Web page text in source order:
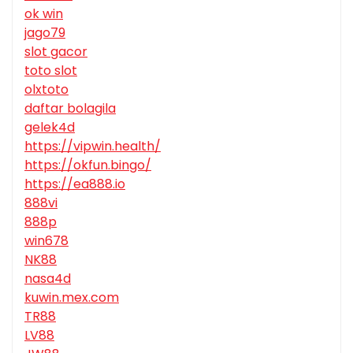
ok win
jago79
slot gacor
toto slot
olxtoto
daftar bolagila
gelek4d
https://vipwin.health/
https://okfun.bingo/
https://ea888.io
888vi
888p
win678
NK88
nasa4d
kuwin.mex.com
TR88
LV88